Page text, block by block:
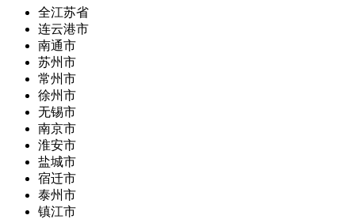
全江苏省
连云港市
南通市
苏州市
常州市
徐州市
无锡市
南京市
淮安市
盐城市
宿迁市
泰州市
镇江市